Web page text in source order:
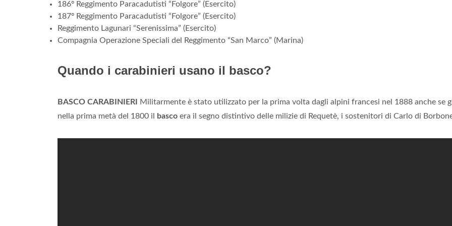
186º Reggimento Paracadutisti “Folgore” (Esercito)
187º Reggimento Paracadutisti “Folgore” (Esercito)
Reggimento Lagunari “Serenissima” (Esercito)
Compagnia Operazione Speciali del Reggimento “San Marco” (Marina)
Quando i carabinieri usano il basco?
BASCO CARABINIERI
Militarmente è stato utilizzato per la prima volta dagli alpini francesi nel 1888 anche se
nella prima metà del 1800 il
basco era il segno distintivo delle milizie di Requetè, i sostenitori di Carlo di